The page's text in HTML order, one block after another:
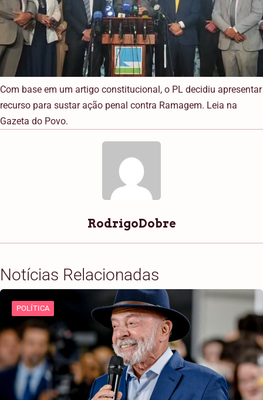
Com base em um artigo constitucional, o PL decidiu apresentar
recurso para sustar ação penal contra Ramagem. Leia na
Gazeta do Povo.
RodrigoDobre
Notícias Relacionadas
POLÍTICA